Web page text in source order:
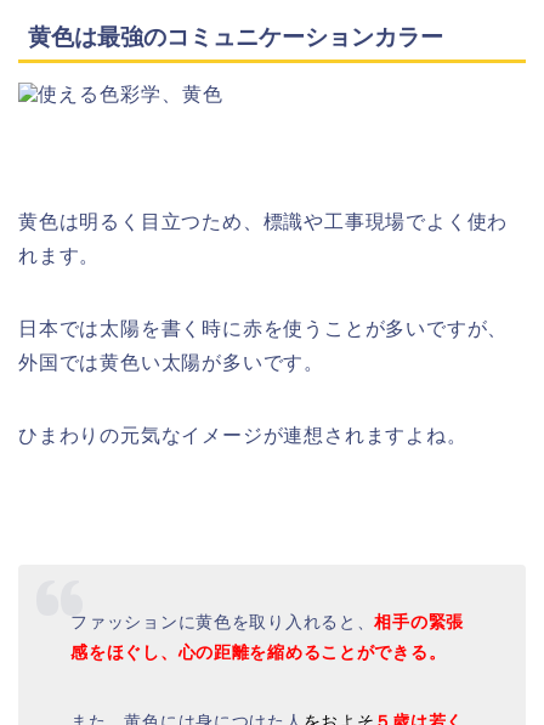
黄色は最強のコミュニケーションカラー
黄色は明るく目立つため、標識や工事現場でよく使わ
れます。
日本では太陽を書く時に赤を使うことが多いですが、
外国では黄色い太陽が多いです。
ひまわりの元気なイメージが連想されますよね。
ファッションに黄色を取り入れると、相手の緊張
感をほぐし、心の距離を縮めることができる。